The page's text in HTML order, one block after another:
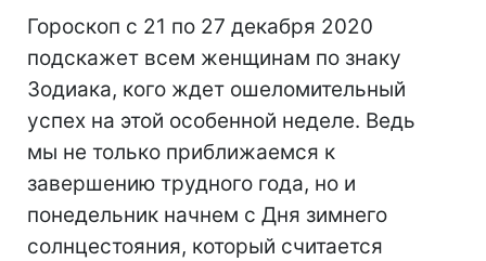
Гороскоп с 21 по 27 декабря 2020
подскажет всем женщинам по знаку
Зодиака, кого ждет ошеломительный
успех на этой особенной неделе. Ведь
мы не только приближаемся к
завершению трудного года, но и
понедельник начнем с Дня зимнего
солнцестояния, который считается